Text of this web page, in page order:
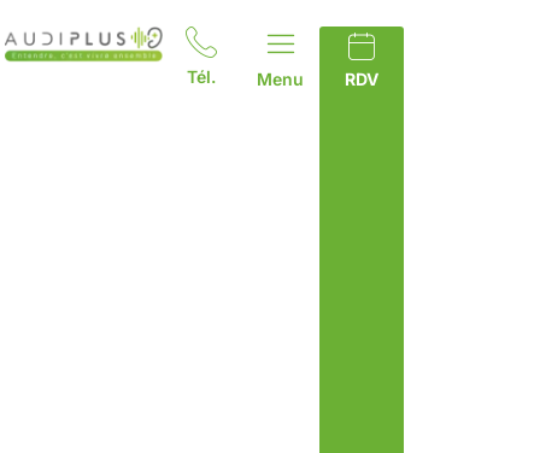
Tél. Menu RDV